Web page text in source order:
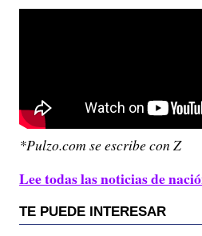
*Pulzo.com se escribe con Z
Lee todas las noticias de